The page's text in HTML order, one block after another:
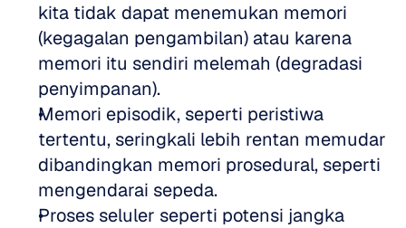
kita tidak dapat menemukan memori
(kegagalan pengambilan) atau karena
memori itu sendiri melemah (degradasi
penyimpanan).
Memori episodik, seperti peristiwa
tertentu, seringkali lebih rentan memudar
dibandingkan memori prosedural, seperti
mengendarai sepeda.
Proses seluler seperti potensi jangka